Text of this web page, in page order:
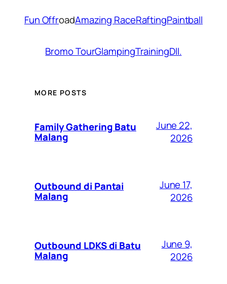
Fun OffroadAmazing RaceRaftingPaintball
Bromo TourGlampingTrainingDll.
MORE POSTS
Family Gathering Batu
Malang
June 22,
2026
Outbound di Pantai
Malang
June 17,
2026
Outbound LDKS di Batu
Malang
June 9,
2026